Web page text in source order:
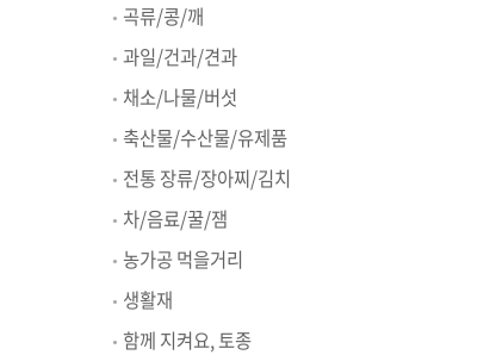
곡류/콩/깨
과일/건과/견과
채소/나물/버섯
축산물/수산물/유제품
전통 장류/장아찌/김치
차/음료/꿀/잼
농가공 먹을거리
생활재
함께 지켜요, 토종